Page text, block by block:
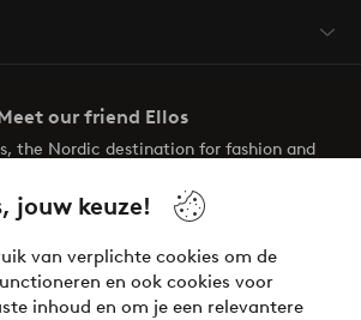
jouw keuze!
van verplichte cookies om de
en ook cookies voor
inhoud en om je een relevantere
our friend Ellos
the Nordic destination for fashion and
Your next inspiring look is here!